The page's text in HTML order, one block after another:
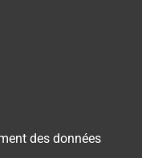
des données